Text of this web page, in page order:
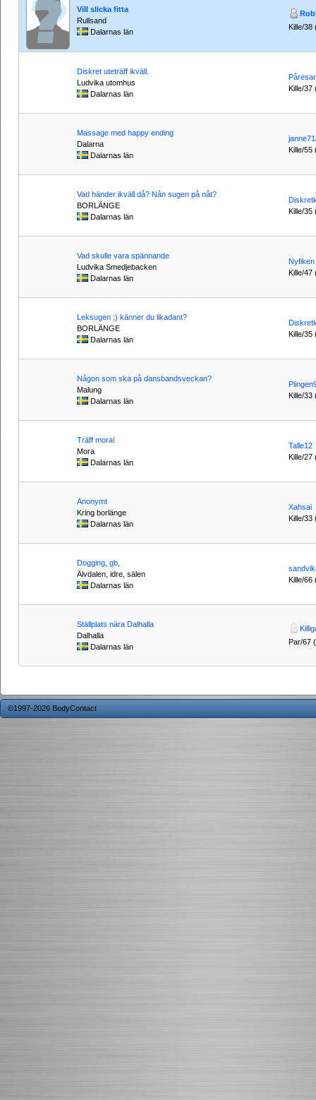
Vill slicka fitta
Rullsand
Dalarnas län
Kille/38
Diskret uteträff ikväll.
Ludvika utomhus
Dalarnas län
Kille/37
Massage med happy ending
Dalarna
Dalarnas län
Kille/55
Vad händer ikväll då? Nån sugen på nåt?
BORLÄNGE
Dalarnas län
Kille/35
Vad skulle vara spännande
Ludvika Smedjebacken
Dalarnas län
Nyfiken
Kille/47
Leksugen ;) känner du likadant?
BORLÄNGE
Dalarnas län
Kille/35
Någon som ska på dansbandsveckan?
Malung
Dalarnas län
Kille/33
Träff mora!
Mora
Dalarnas län
Talle12
Kille/27
Anonymt
Kring borlänge
Dalarnas län
Xahsai
Kille/33
Dogging, gb,
Älvdalen, idre, sälen
Dalarnas län
Kille/66
Ställplats nära Dalhalla
Dalhalla
Dalarnas län
Par/67
©1997-2026 BodyContact